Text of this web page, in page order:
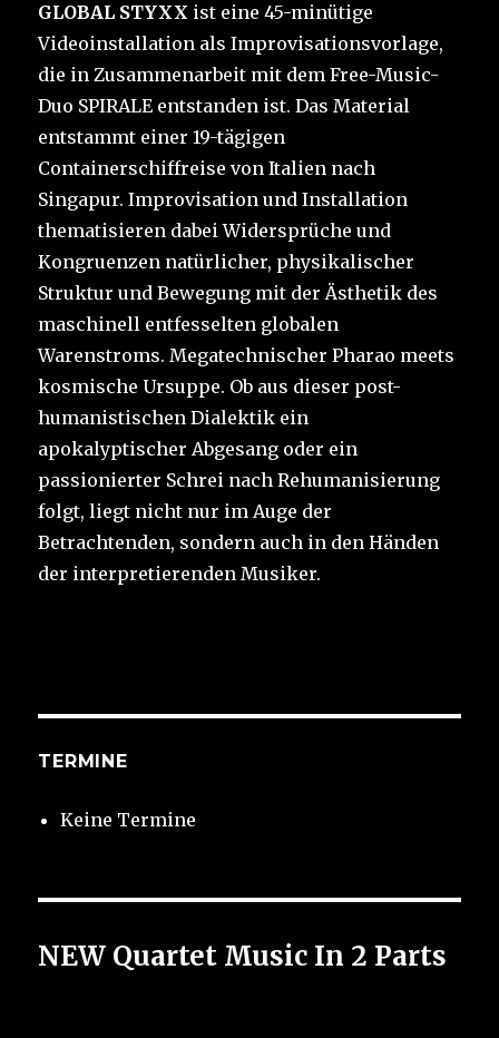
GLOBAL STYXX ist eine 45-minütige
Videoinstallation als Improvisationsvorlage,
die in Zusammenarbeit mit dem Free-Music-
Duo SPIRALE entstanden ist. Das Material
entstammt einer 19-tägigen
Containerschiffreise von Italien nach
Singapur. Improvisation und Installation
thematisieren dabei Widersprüche und
Kongruenzen natürlicher, physikalischer
Struktur und Bewegung mit der Ästhetik des
maschinell entfesselten globalen
Warenstroms. Megatechnischer Pharao meets
kosmische Ursuppe. Ob aus dieser post-
humanistischen Dialektik ein
apokalyptischer Abgesang oder ein
passionierter Schrei nach Rehumanisierung
folgt, liegt nicht nur im Auge der
Betrachtenden, sondern auch in den Händen
der interpretierenden Musiker.
TERMINE
Keine Termine
NEW Quartet Music In 2 Parts